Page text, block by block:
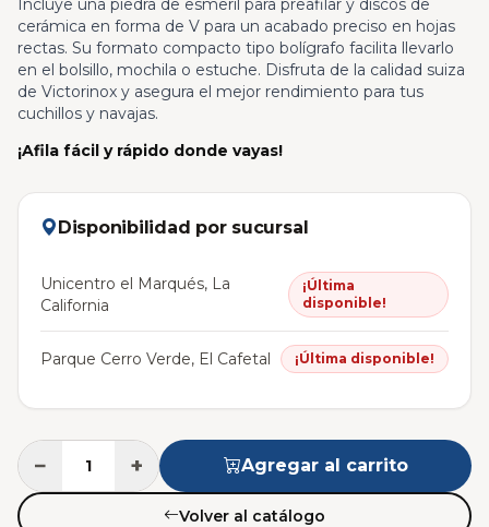
Incluye una piedra de esmeril para preafilar y discos de
cerámica en forma de V para un acabado preciso en hojas
rectas. Su formato compacto tipo bolígrafo facilita llevarlo
en el bolsillo, mochila o estuche. Disfruta de la calidad suiza
de Victorinox y asegura el mejor rendimiento para tus
cuchillos y navajas.
¡Afila fácil y rápido donde vayas!
Disponibilidad por sucursal
Unicentro el Marqués, La
California
¡Última
disponible!
Parque Cerro Verde, El Cafetal ¡Última disponible!
− + Agregar al carrito
Volver al catálogo